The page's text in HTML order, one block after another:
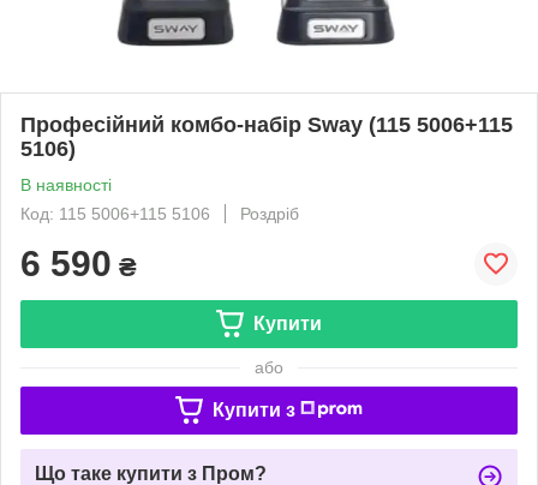
Професійний комбо-набір Sway (115 5006+115
5106)
В наявності
Код: 115 5006+115 5106
Роздріб
6 590 ₴
Купити
або
Купити з
Що таке купити з Пром?